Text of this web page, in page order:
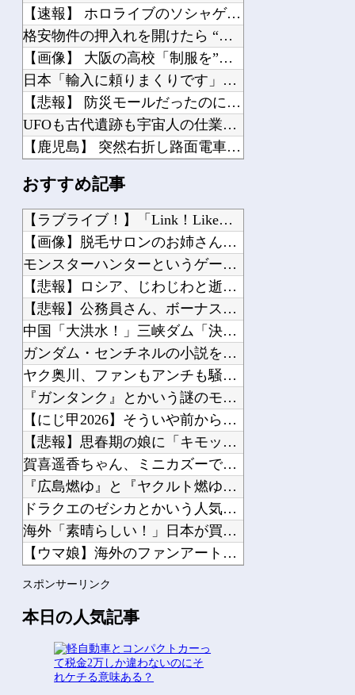
【速報】 ホロライブのソシャゲ、課金圧がやばすぎて不評になるｗｗｗｗｗｗｗｗｗｗ
格安物件の押入れを開けたら “とんでもないモノ” が出てきて絶叫した
【画像】 大阪の高校「制服を”これ”に変えたら志願者がめちゃくちゃ増えた」
日本「輸入に頼りまくりです」高市「円安ホクホク！ホクホクゥ！」←
【悲報】 防災モールだったのになぜ「イオンモール熊本」での爆発で業界激震「商業施...
UFOも古代遺跡も宇宙人の仕業なのか、人間の英知なのか？ 宇宙・超古代文明傑作7...
【鹿児島】 突然右折し路面電車と衝突 乗っていた男女3人は車を放置しダッシュで逃...
【動画】 広島記念公園を追い出された左翼さん、流石にキモすぎて炎上
中国「大洪水！」三峡ダム「大雨で増水（台風直撃前」中国ダム「緊急放流！」中国鉄道...
好きな女の子から預かったHDDの中から、とんでもないモノを発見してしまった
デブなのだがダイエットの極意を教えてほしい
【熊本地震】 発生後に居酒屋店内から温泉が吹き出す ← これ前触れじゃね？
【波乗り納豆NG？】 余計なもん食わないで納豆食っときゃ間違いないことが判明した
Powered by livedoor 相互RSS
おすすめ記事
【ラブライブ！】「Link！Like！ラブライブ！」運営チー...
【画像】脱毛サロンのお姉さん、特別サービスがエ□すぎる件ｗｗ...
モンスターハンターというゲームの魅力ってどんな部分だと思う？...
【悲報】ロシア、じわじわと逝き始める他
【悲報】公務員さん、ボーナスを増額「民間企業に合わせました」...
中国「大洪水！」三峡ダム「決壊危機」台風13号「三峡直撃確定...
ガンダム・センチネルの小説を読んでラスボスに驚いた他
ヤク奥川、ファンもアンチも騒げない成績を残す他
『ガンタンク』とかいう謎のモビルスーツ他
【にじ甲2026】そういや前から謎に思ってたんやがなんでマド...
【悲報】思春期の娘に「キモッ」と言われたお父さん、グレる他
賀喜遥香ちゃん、ミニカズーで最駆けを演奏ｗ【乃木坂46】他
『広島燃ゆ』と『ヤクルト燃ゆ』を比較←カープファンの反応「新...
ドラクエのゼシカとかいう人気キャラｗｗｗｗ他
海外「素晴らしい！」日本が買収したUSスチール驚異の大復活に...
【ウマ娘】海外のファンアートからしか得られない栄養素がある。...
Powered by livedoor 相互RSS
スポンサーリンク
本日の人気記事